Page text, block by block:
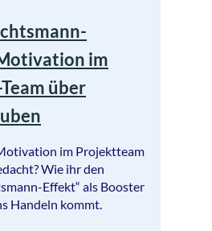
im
über
im Projektteam
Wie ihr den
Effekt“ als Booster
Handeln kommt.